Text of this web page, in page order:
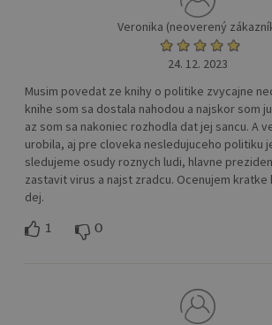
Veronika (neoverený
24. 12. 2023
Musim povedat ze knihy o politike zvycajne
knihe som sa dostala nahodou a najskor som
az som sa nakoniec rozhodla dat jej sancu. A
urobila, aj pre cloveka nesledujuceho politiku
sledujeme osudy roznych ludi, hlavne
zastavit virus a najst zradcu. Ocenujem kratke
dej.
1 0